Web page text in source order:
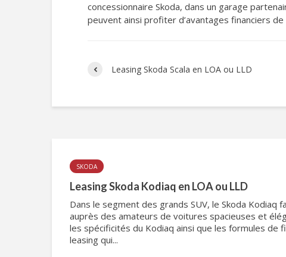
concessionnaire Skoda, dans un garage
peuvent ainsi profiter d’avantages financiers
Leasing Skoda Scala en LOA ou LLD
SKODA
Leasing Skoda Kodiaq en LOA ou LLD
Dans le segment des grands SUV, le Skoda Kodiaq
auprès des amateurs de voitures spacieuses et
les spécificités du Kodiaq ainsi que les formules de
leasing qui...